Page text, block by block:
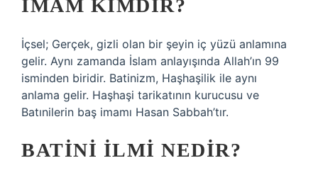
İMAM KIMDIR?
İçsel; Gerçek, gizli olan bir şeyin iç yüzü anlamına
gelir. Aynı zamanda İslam anlayışında Allah’ın 99
isminden biridir. Batinizm, Haşhaşilik ile aynı
anlama gelir. Haşhaşi tarikatının kurucusu ve
Batınilerin baş imamı Hasan Sabbah’tır.
BATINI ILMI NEDIR?